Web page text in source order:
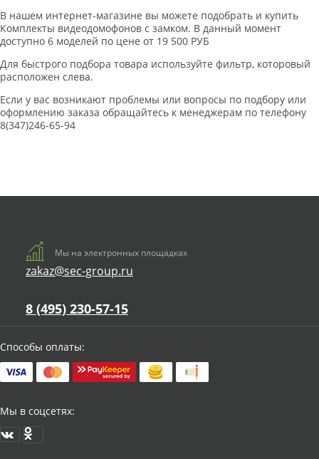
В нашем интернет-магазине вы можете подобрать и купить
Комплекты видеодомофонов с замком. В данный момент
доступно 6 моделей по цене от 19 500 РУБ
Для быстрого подбора товара используйте фильтр, которовый
расположен слева.
Если у вас возникают проблемы или вопросы по подбору или
оформлению заказа обращайтесь к менеджерам по телефону
8(347)246-65-94
Мы на электронных площадках
zakaz@sec-group.ru
8 (495) 230-57-15
Способы оплаты:
Мы в соцсетях: